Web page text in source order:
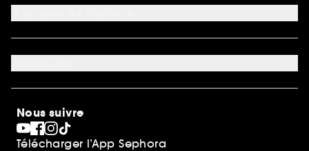
Préférence cookies
Découvrir Sephora
Carrière
SEPHORA Prize
Clean at Sephora
Pride
Nous suivre
Télécharger l’App Sephora